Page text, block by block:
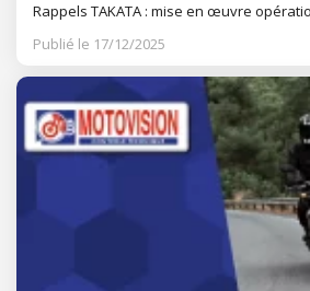
Rappels TAKATA : mise en œuvre
Publié le 17/12/2025